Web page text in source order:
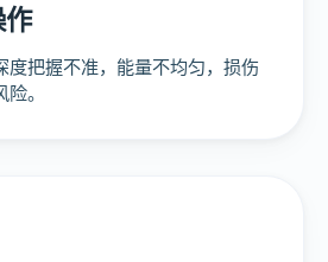
度把握不准，能量不均匀，损伤
。